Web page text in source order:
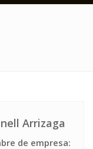
Arrizaga
de empresa: